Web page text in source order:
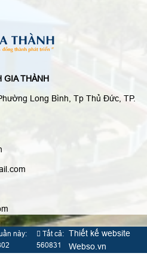
GIA THÀNH
Long Bình, Tp Thủ Đức, TP.
này:
Tất cả:
560831
Thiết kế website
Webso.vn